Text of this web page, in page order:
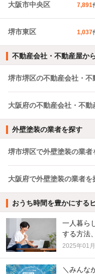
大阪市中央区 7,891
堺市東区 1,037
不動産会社・不動産屋か
堺市堺区の不動産会社・不
大阪府の不動産会社・不動
外壁塗装の業者を探す
堺市堺区で外壁塗装の業者
大阪府で外壁塗装の業者を
おうち時間を豊かにする
一人暮ら
する方法
2025年01
＼みんな